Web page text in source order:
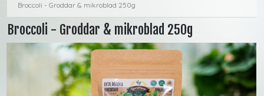
Broccoli - Groddar & mikroblad 250g
Broccoli - Groddar & mikroblad 250g